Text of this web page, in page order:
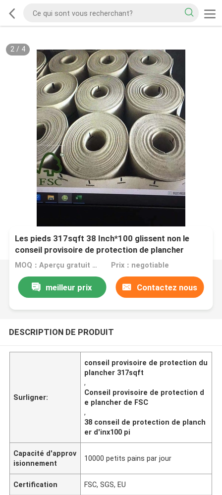
2/ 4
Les pieds 317sqft 38 Inch*100 glissent non le
conseil provisoire de protection de plancher
MOQ：Aperçu gratuit de la taille A4 Prix：negotiable
meilleur prix Contactez nous
DESCRIPTION DE PRODUIT
Surligner:
conseil provisoire de protection du
plancher 317sqft
,
Conseil provisoire de protection d
e plancher de FSC
,
38 conseil de protection de planch
er d'inx100 pi
Capacité d'approv
isionnement
10000 petits pains par jour
Certification FSC, SGS, EU